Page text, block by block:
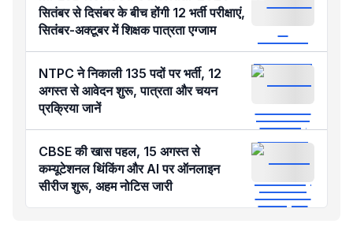
सितंबर से दिसंबर के बीच होंगी 12 भर्ती परीक्षाएं,
सितंबर-अक्टूबर में शिक्षक पात्रता एग्जाम
NTPC ने निकाली 135 पदों पर भर्ती, 12
अगस्त से आवेदन शुरू, पात्रता और चयन
प्रक्रिया जानें
CBSE की खास पहल, 15 अगस्त से
कम्यूटेशनल थिंकिंग और AI पर ऑनलाइन
सीरीज शुरू, अहम नोटिस जारी